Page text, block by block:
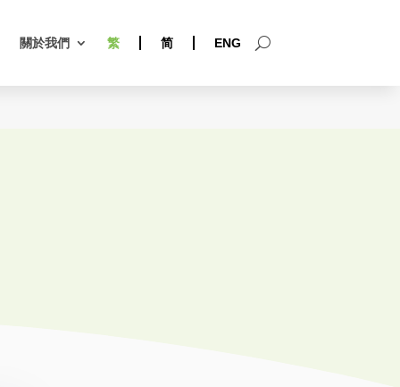
關於我們 繁 简 ENG